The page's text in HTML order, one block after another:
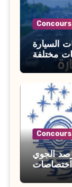
السيارة
مختلفة
الجوي
اختصاصات